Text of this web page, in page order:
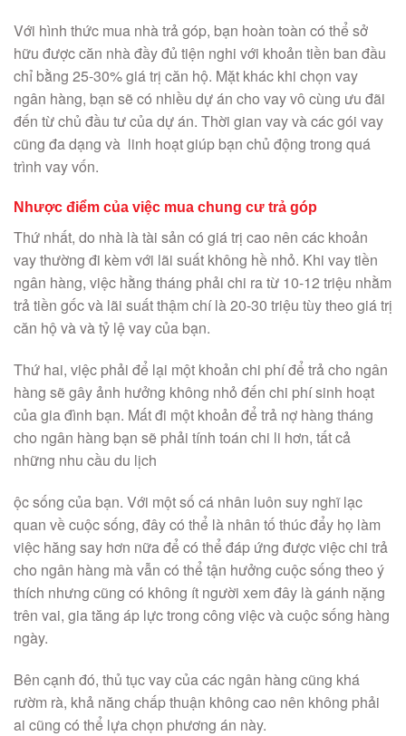
Với hình thức mua nhà trả góp, bạn hoàn toàn có thể sở
hữu được căn nhà đầy đủ tiện nghi với khoản tiền ban đầu
chỉ bằng 25-30% giá trị căn hộ. Mặt khác khi chọn vay
ngân hàng, bạn sẽ có nhiều dự án cho vay vô cùng ưu đãi
đến từ chủ đầu tư của dự án. Thời gian vay và các gói vay
cũng đa dạng và linh hoạt giúp bạn chủ động trong quá
trình vay vốn.
Nhược điểm của việc mua chung cư trả góp
Thứ nhất, do nhà là tài sản có giá trị cao nên các khoản
vay thường đi kèm với lãi suất không hề nhỏ. Khi vay tiền
ngân hàng, việc hằng tháng phải chi ra từ 10-12 triệu nhằm
trả tiền gốc và lãi suất thậm chí là 20-30 triệu tùy theo giá trị
căn hộ và và tỷ lệ vay của bạn.
Thứ hai, việc phải để lại một khoản chi phí để trả cho ngân
hàng sẽ gây ảnh hưởng không nhỏ đến chi phí sinh hoạt
của gia đình bạn. Mất đi một khoản để trả nợ hàng tháng
cho ngân hàng bạn sẽ phải tính toán chi li hơn, tất cả
những nhu cầu du lịch
ộc sống của bạn. Với một số cá nhân luôn suy nghĩ lạc
quan về cuộc sống, đây có thể là nhân tố thúc đẩy họ làm
việc hăng say hơn nữa để có thể đáp ứng được việc chi trả
cho ngân hàng mà vẫn có thể tận hưởng cuộc sống theo ý
thích nhưng cũng có không ít người xem đây là gánh nặng
trên vai, gia tăng áp lực trong công việc và cuộc sống hàng
ngày.
Bên cạnh đó, thủ tục vay của các ngân hàng cũng khá
rườm rà, khả năng chấp thuận không cao nên không phải
ai cũng có thể lựa chọn phương án này.